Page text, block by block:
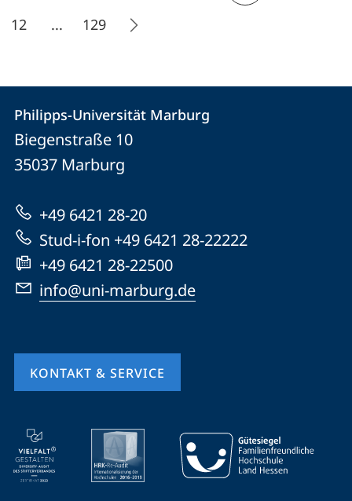
12
... 129
Kontakt
und
Informationen
zur
Website
Kontaktinformationen
Philipps-
Universität
Marburg
Philipps-Universität Marburg
Biegenstraße 10
35037 Marburg
+49 6421 28-20
Stud-i-fon +49 6421 28-22222
+49 6421 28-22500
info@uni-marburg.de
KONTAKT & SERVICE
Mobile-
Service-
Navigation